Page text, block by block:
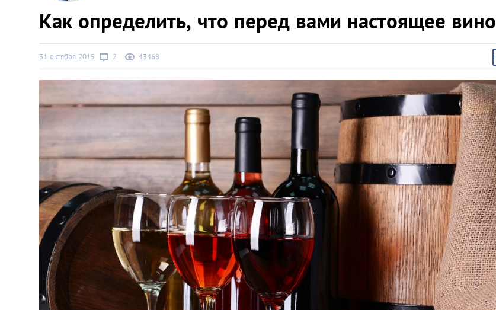
Астана
Лос-Анджелес
Москва
Париж
Паттайя
Пхукет
Как определить, что перед вами настоящее вино
31 октября 2015 2 43468